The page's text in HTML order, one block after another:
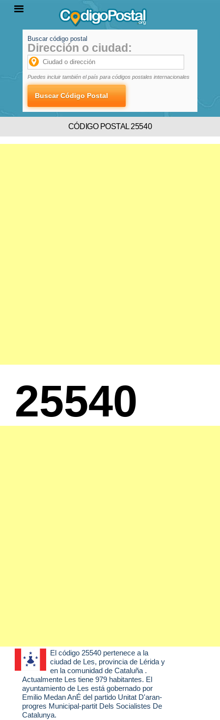
PROVINCIAS
LOCALIDADES
Buscar código postal
Dirección o ciudad:
Puedes incluir también el país para códigos postales internacionales
CÓDIGO POSTAL 25540
25540
El código 25540 pertenece a la
ciudad de Les, provincia de Lérida y
en la comunidad de Cataluña .
Actualmente Les tiene 979 habitantes. El
ayuntamiento de Les está gobernado por
Emilio Medan AnÉ del partido Unitat D'aran-
progres Municipal-partit Dels Socialistes De
Catalunya.